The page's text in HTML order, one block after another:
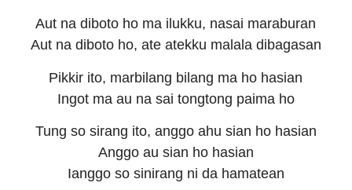
Aut na diboto ho ma ilukku, nasai maraburan
Aut na diboto ho, ate atekku malala dibagasan
Pikkir ito, marbilang bilang ma ho hasian
Ingot ma au na sai tongtong paima ho
Tung so sirang ito, anggo ahu sian ho hasian
Anggo au sian ho hasian
Ianggo so sinirang ni da hamatean